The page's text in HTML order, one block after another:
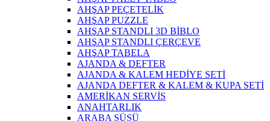
AHŞAP PEÇETELİK
AHŞAP PUZZLE
AHŞAP STANDLI 3D BİBLO
AHŞAP STANDLI ÇERÇEVE
AHŞAP TABELA
AJANDA & DEFTER
AJANDA & KALEM HEDİYE SETİ
AJANDA DEFTER & KALEM & KUPA SETİ
AMERİKAN SERVİS
ANAHTARLIK
ARABA SÜSÜ